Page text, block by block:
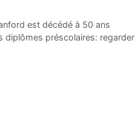
est décédé à 50 ans
diplômes préscolaires: regarder